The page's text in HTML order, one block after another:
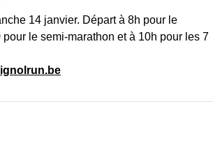
14 janvier. Départ à 8h pour le
pour le semi-marathon et à 10h pour les 7